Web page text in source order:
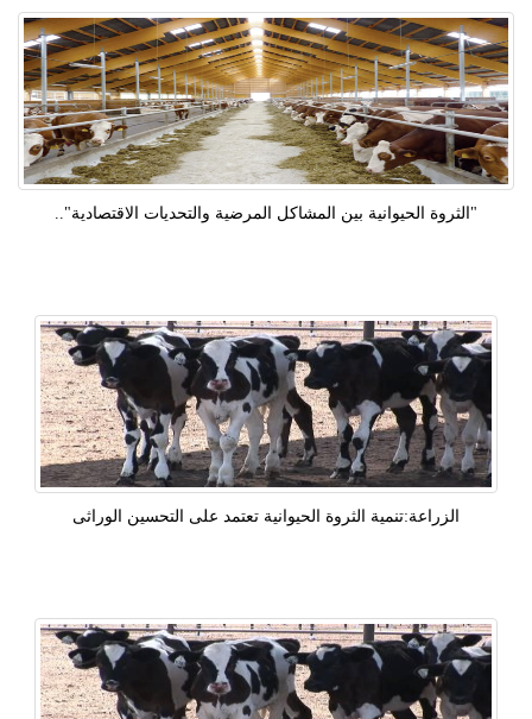
"الثروة الحيوانية بين المشاكل المرضية والتحديات الاقتصادية"..
الزراعة:تنمية الثروة الحيوانية تعتمد على التحسين الوراثى